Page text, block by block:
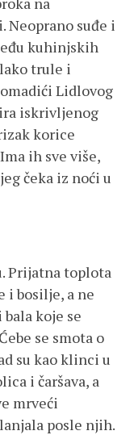
Neoprano suđe i
kuhinjskih
trule i
Lidlovog
iskrivljenog
korice
ih sve više,
čeka iz noći u
Prijatna toplota
i bosilje, a ne
koje se
se smota o
su kao klinci u
i čaršava, a
mrveći
posle njih.